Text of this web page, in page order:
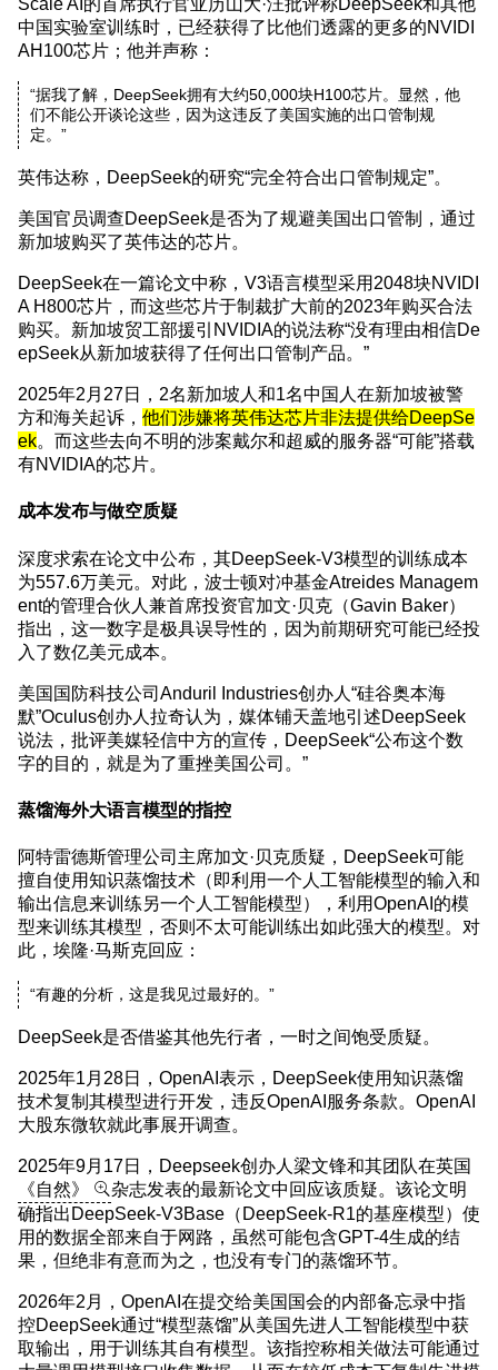
Scale AI的首席执行官亚历山大·汪批评称DeepSeek和其他
中国实验室训练时，已经获得了比他们透露的更多的NVIDI
AH100芯片；他并声称：
“据我了解，DeepSeek拥有大约50,000块H100芯片。显然，他
们不能公开谈论这些，因为这违反了美国实施的出口管制规
定。”
英伟达称，DeepSeek的研究“完全符合出口管制规定”。
美国官员调查DeepSeek是否为了规避美国出口管制，通过
新加坡购买了英伟达的芯片。
DeepSeek在一篇论文中称，V3语言模型采用2048块NVIDI
A H800芯片，而这些芯片于制裁扩大前的2023年购买合法
购买。新加坡贸工部援引NVIDIA的说法称“没有理由相信De
epSeek从新加坡获得了任何出口管制产品。”
2025年2月27日，2名新加坡人和1名中国人在新加坡被警
方和海关起诉， 他们涉嫌将英伟达芯片非法提供给DeepSe
ek 。而这些去向不明的涉案戴尔和超威的服务器“可能”搭载
有NVIDIA的芯片。
成本发布与做空质疑
深度求索在论文中公布，其DeepSeek-V3模型的训练成本
为557.6万美元。对此，波士顿对冲基金Atreides Managem
ent的管理合伙人兼首席投资官加文·贝克（Gavin Baker）
指出，这一数字是极具误导性的，因为前期研究可能已经投
入了数亿美元成本。
美国国防科技公司Anduril Industries创办人“硅谷奥本海
默”Oculus创办人拉奇认为，媒体铺天盖地引述DeepSeek
说法，批评美媒轻信中方的宣传，DeepSeek“公布这个数
字的目的，就是为了重挫美国公司。”
蒸馏海外大语言模型的指控
阿特雷德斯管理公司主席加文·贝克质疑，DeepSeek可能
擅自使用知识蒸馏技术（即利用一个人工智能模型的输入和
输出信息来训练另一个人工智能模型），利用OpenAI的模
型来训练其模型，否则不太可能训练出如此强大的模型。对
此，埃隆·马斯克回应：
“有趣的分析，这是我见过最好的。”
DeepSeek是否借鉴其他先行者，一时之间饱受质疑。
2025年1月28日，OpenAI表示，DeepSeek使用知识蒸馏
技术复制其模型进行开发，违反OpenAI服务条款。OpenAI
大股东微软就此事展开调查。
2025年9月17日，Deepseek创办人梁文锋和其团队在英国
《自然》
杂志发表的最新论文中回应该质疑。该论文明
确指出DeepSeek-V3Base（DeepSeek-R1的基座模型）使
用的数据全部来自于网路，虽然可能包含GPT-4生成的结
果，但绝非有意而为之，也没有专门的蒸馏环节。
2026年2月，OpenAI在提交给美国国会的内部备忘录中指
控DeepSeek通过“模型蒸馏”从美国先进人工智能模型中获
取输出，用于训练其自有模型。该指控称相关做法可能通过